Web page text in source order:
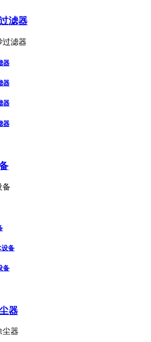
滤器
器
器
器
器
备
备
器